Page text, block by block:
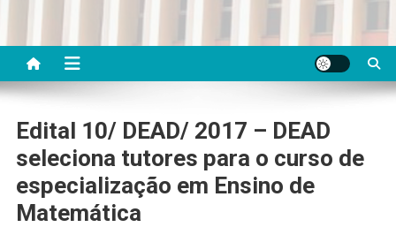
DEAD UFVJM
Edital 10/ DEAD/ 2017 – DEAD
seleciona tutores para o curso de
especialização em Ensino de
Matemática